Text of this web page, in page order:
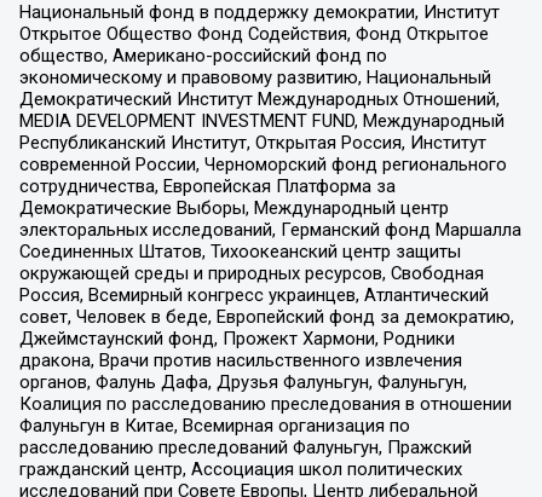
Национальный фонд в поддержку демократии, Институт
Открытое Общество Фонд Содействия, Фонд Открытое
общество, Американо-российский фонд по
экономическому и правовому развитию, Национальный
Демократический Институт Международных Отношений,
MEDIA DEVELOPMENT INVESTMENT FUND, Международный
Республиканский Институт, Открытая Россия, Институт
современной России, Черноморский фонд регионального
сотрудничества, Европейская Платформа за
Демократические Выборы, Международный центр
электоральных исследований, Германский фонд Маршалла
Соединенных Штатов, Тихоокеанский центр защиты
окружающей среды и природных ресурсов, Свободная
Россия, Всемирный конгресс украинцев, Атлантический
совет, Человек в беде, Европейский фонд за демократию,
Джеймстаунский фонд, Прожект Хармони, Родники
дракона, Врачи против насильственного извлечения
органов, Фалунь Дафа, Друзья Фалуньгун, Фалуньгун,
Коалиция по расследованию преследования в отношении
Фалуньгун в Китае, Всемирная организация по
расследованию преследований Фалуньгун, Пражский
гражданский центр, Ассоциация школ политических
исследований при Совете Европы, Центр либеральной